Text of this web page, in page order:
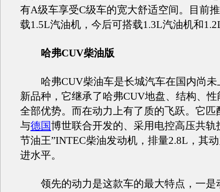
有A级车享受C级车的宽大舒适空间。目前
载1.5L汽油机，今后可搭载1.3L汽油机和
哈弗CUV柴油版
哈弗CUV柴油车是长城汽车在国内尚未
新品种，它继承了哈弗CUV地盘、结构、
全部优势。而在动力上有了质的飞跃。它匹
与德国博世联合开发的、采用电控高压共轨
节油王”INTEC柴油发动机，排量2.8L，其
进水平。
领先的动力是这款车的最大特点，一是